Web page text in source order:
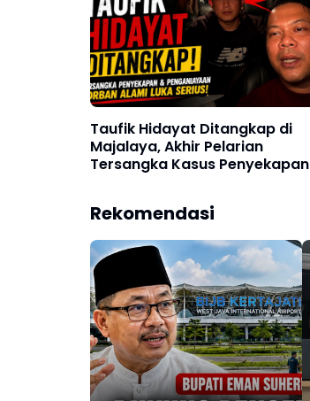
Taufik Hidayat Ditangkap di
Majalaya, Akhir Pelarian
Tersangka Kasus Penyekapan
Rekomendasi